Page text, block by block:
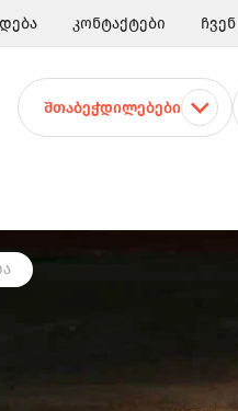
კონტაქტები
ᲨᲗᲐᲑᲔᲭᲓᲘᲚᲔᲑᲔᲑᲘ